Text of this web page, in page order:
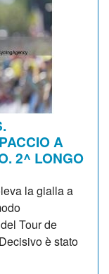
A
2^ LONGO
la gialla a
Tour de
è stato